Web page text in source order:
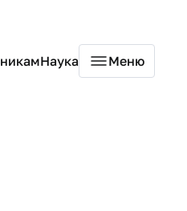
Наука Меню